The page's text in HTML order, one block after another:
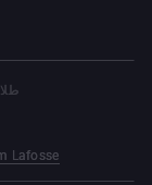
Lafosse